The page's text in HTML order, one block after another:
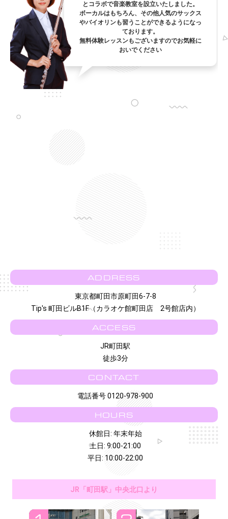
とコラボで音楽教室を設立いたしました。
ボーカルはもちろん、その他人気のサックス
やバイオリンも習うことができるようになっ
ております。
無料体験レッスンもございますのでお気軽に
おいでください
ADDRESS
東京都町田市原町田6-7-8
Tip's 町田ビルB1F（カラオケ館町田店 2号館店内）
ACCESS
JR町田駅
徒歩3分
CONTACT
電話番号 0120-978-900
HOURS
休館日: 年末年始
土日: 9:00-21:00
平日: 10:00-22:00
JR「町田駅」中央北口より